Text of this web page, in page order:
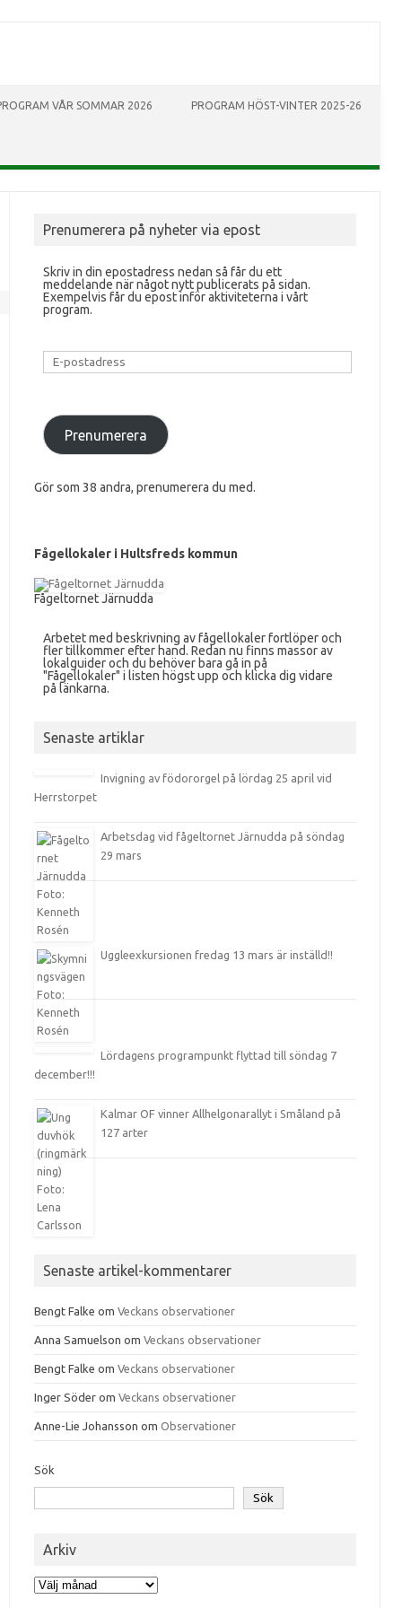
VÅR SOMMAR 2026 PROGRAM HÖST-VINTER 2025-26
Prenumerera på nyheter via epost
Skriv in din epostadress nedan så får du ett
meddelande när något nytt publicerats på sidan.
Exempelvis får du epost inför aktiviteterna i vårt
program.
E-
postadress
Prenumerera
Gör som 38 andra, prenumerera du med.
Fågellokaler i Hultsfreds kommun
Fågeltornet Järnudda
Arbetet med beskrivning av fågellokaler fortlöper och
fler tillkommer efter hand. Redan nu finns massor av
lokalguider och du behöver bara gå in på
"Fågellokaler" i listen högst upp och klicka dig vidare
på länkarna.
Senaste artiklar
Invigning av födororgel på lördag 25 april vid
Herrstorpet
Arbetsdag vid fågeltornet Järnudda på söndag
29 mars
Uggleexkursionen fredag 13 mars är inställd!!
Lördagens programpunkt flyttad till söndag 7
december!!!
Kalmar OF vinner Allhelgonarallyt i Småland på
127 arter
Senaste artikel-kommentarer
Bengt Falke omVeckans observationer
Anna Samuelson omVeckans observationer
Bengt Falke omVeckans observationer
Inger Söder omVeckans observationer
Anne-Lie Johansson omObservationer
Sök
Sök
Arkiv
Arkiv